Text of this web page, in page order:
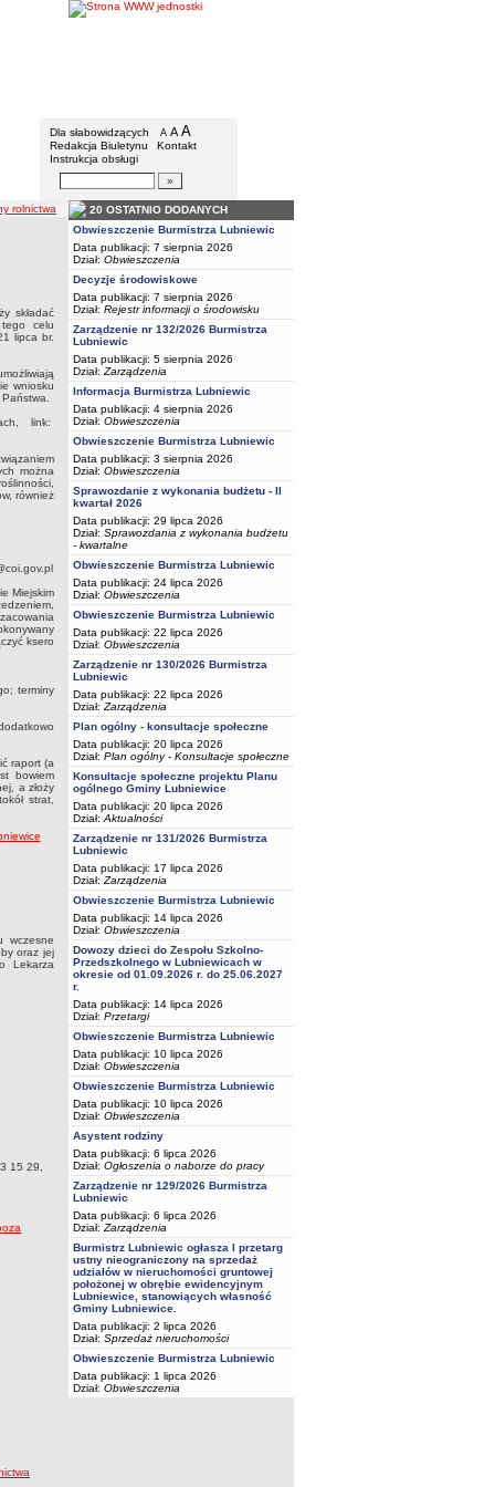
BIP - Urząd Miejski w Lubniewicach
Menu dodatkowe
Dla słabowidzących A pomniejsz czcionkę
A standardowy rozmiar czcionki
A
Redakcja Biuletynu
Kontakt
Instrukcja obsługi
Wyszukiwarka artykułów
rolnictwa
składać
celu
lipca br.
wniosku
link:
można
również
Miejskim
ksero
terminy
raport (a
bowiem
a złoży
strat,
wczesne
oraz jej
Lekarza
15 29,
20 OSTATNIO DODANYCH
Obwieszczenie Burmistrza Lubniewic
Data publikacji: 7 sierpnia 2026
Dział: Obwieszczenia
Decyzje środowiskowe
Data publikacji: 7 sierpnia 2026
Dział: Rejestr informacji o środowisku
Zarządzenie nr 132/2026 Burmistrza
Lubniewic
Data publikacji: 5 sierpnia 2026
Dział: Zarządzenia
Informacja Burmistrza Lubniewic
Data publikacji: 4 sierpnia 2026
Dział: Obwieszczenia
Obwieszczenie Burmistrza Lubniewic
Data publikacji: 3 sierpnia 2026
Dział: Obwieszczenia
Sprawozdanie z wykonania budżetu - II
kwartał 2026
Data publikacji: 29 lipca 2026
Dział: Sprawozdania z wykonania budżetu
- kwartalne
Obwieszczenie Burmistrza Lubniewic
Data publikacji: 24 lipca 2026
Dział: Obwieszczenia
Obwieszczenie Burmistrza Lubniewic
Data publikacji: 22 lipca 2026
Dział: Obwieszczenia
Zarządzenie nr 130/2026 Burmistrza
Lubniewic
Data publikacji: 22 lipca 2026
Dział: Zarządzenia
Plan ogólny - konsultacje społeczne
Data publikacji: 20 lipca 2026
Dział: Plan ogólny - Konsultacje społeczne
Konsultacje społeczne projektu Planu
ogólnego Gminy Lubniewice
Data publikacji: 20 lipca 2026
Dział: Aktualności
Zarządzenie nr 131/2026 Burmistrza
Lubniewic
Data publikacji: 17 lipca 2026
Dział: Zarządzenia
Obwieszczenie Burmistrza Lubniewic
Data publikacji: 14 lipca 2026
Dział: Obwieszczenia
Dowozy dzieci do Zespołu Szkolno-
Przedszkolnego w Lubniewicach w
okresie od 01.09.2026 r. do 25.06.2027
r.
Data publikacji: 14 lipca 2026
Dział: Przetargi
Obwieszczenie Burmistrza Lubniewic
Data publikacji: 10 lipca 2026
Dział: Obwieszczenia
Obwieszczenie Burmistrza Lubniewic
Data publikacji: 10 lipca 2026
Dział: Obwieszczenia
Asystent rodziny
Data publikacji: 6 lipca 2026
Dział: Ogłoszenia o naborze do pracy
Zarządzenie nr 129/2026 Burmistrza
Lubniewic
Data publikacji: 6 lipca 2026
Dział: Zarządzenia
Burmistrz Lubniewic ogłasza I przetarg
ustny nieograniczony na sprzedaż
udziałów w nieruchomości gruntowej
położonej w obrębie ewidencyjnym
Lubniewice, stanowiących własność
Gminy Lubniewice.
Data publikacji: 2 lipca 2026
Dział: Sprzedaż nieruchomości
Obwieszczenie Burmistrza Lubniewic
Data publikacji: 1 lipca 2026
Dział: Obwieszczenia